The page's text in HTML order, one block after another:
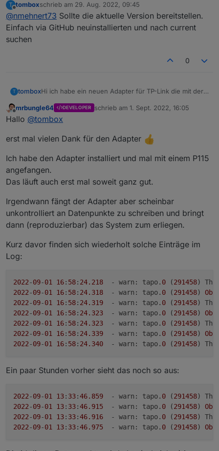
einwandfrei funktioniert. Das Killerfeature für
Deinen Adapter wäre meines Erachtens
tatsächlich dasBereitstellen der aktuellen und
T
Offline
tomboxschrieb am 29. Aug. 2022, 09:45
zuletzt editiert von
@nmehnert73 Sollte die aktuelle Version bereitstellen.
Einfach via GitHub neuinstallierten und nach current
suchen
0
T tomboxHi ich habe ein neuen Adapter für TP-Link die mit der
Der Adapter loggt sich über die Cloud ein um alle
Geräte mit IP zu finden
manuell die IP gesetzt wird.
Dann versucht er sich lokal mit username und
Password auf die Geräte zu verbinden und zu steuern.
tapo.0.id
Password
bekommt man exit code 25 beim installieren
Für die aktuelle Version
bitte das latest
Die Tapo App Zugangsdaten eingeben
Steuern
tapo.0.id.remote auf true setzen steuert den
jeweiligen Befehl
Steckdose und Kamerasteuerung aktivieren
Offline
mrbungle64 DEVELOPER schrieb am 1. Sept. 2022, 16:05
zuletzt editiert von
Hallo @tombox
erst mal vielen Dank für den Adapter
Ich habe den Adapter installiert und mal mit einem P115
angefangen.
Das läuft auch erst mal soweit ganz gut.
Irgendwann fängt der Adapter aber scheinbar
unkontrolliert an Datenpunkte zu schreiben und bringt
dann (reproduzierbar) das System zum erliegen.
Kurz davor finden sich wiederholt solche Einträge im
Log:
2022-09-01 16: 58: 24.218
  - warn: tapo.
0 (291458)
2022-09-01 16: 58: 24.318
  - warn: tapo.
0 (291458)
2022-09-01 16: 58: 24.319
  - warn: tapo.
0 (291458)
2022-09-01 16: 58: 24.323
  - warn: tapo.
0 (291458)
2022-09-01 16: 58: 24.323
  - warn: tapo.
0 (291458)
2022-09-01 16: 58: 24.339
  - warn: tapo.
0 (291458)
2022-09-01 16: 58: 24.340
  - warn: tapo.
0 (291458)
Ein paar Stunden vorher sieht das noch so aus:
2022-09-01 13: 33:46.859
  - warn: tapo.
0 (291458)
2022-09-01 13: 33:46.915
  - warn: tapo.
0 (291458)
2022-09-01 13: 33:46.916
  - warn: tapo.
0 (291458)
2022-09-01 13: 33:46.975
  - warn: tapo.
0 (291458)